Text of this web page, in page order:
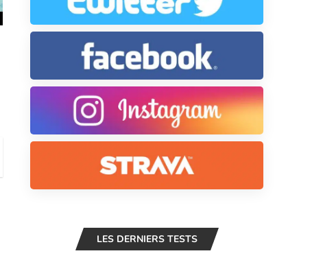
LES DERNIERS TESTS